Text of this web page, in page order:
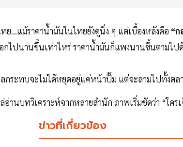
ย...แม้ราคาน้ำมันในไทยยังดูนิ่ง ๆ แต่เบื้องหลังคือ “
กไปนานขึ้นเท่าไหร่ ราคาน้ำมันก็แพงนานขึ้นตามไป
กระทบจะไม่ได้หยุดอยู่แค่หน้าปั๊ม แต่จะลามไปทั้งต
อ่านบทวิเคราะห์จากหลายสำนัก ภาพเริ่มชัดว่า “ใคร
ข่าวที่เกี่ยวข้อง